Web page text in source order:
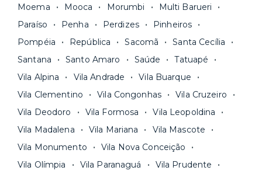
Moema
Mooca Morumbi
Multi Barueri
Paraíso
Penha Perdizes
Pinheiros
Pompéia
República Sacomã
Santa Cecília
Santana
Santo Amaro Saúde
Tatuapé
Vila Alpina
Vila Andrade
Vila Buarque
Vila Clementino
Vila Congonhas
Vila Cruzeiro
Vila Deodoro
Vila Formosa
Vila Leopoldina
Vila Madalena
Vila Mariana
Vila Mascote
Vila Monumento
Vila Nova Conceição
Vila Olímpia
Vila Paranaguá
Vila Prudente